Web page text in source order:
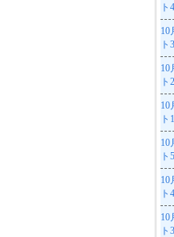
ト4
10
ト3
10
ト2
10
ト1
10
ト5
10
ト4
10
ト3